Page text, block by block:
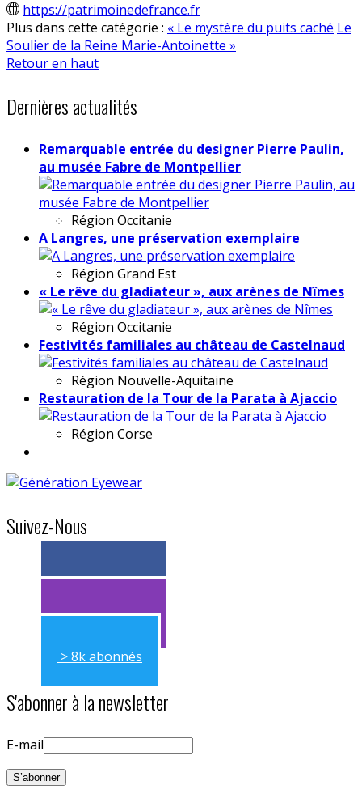
https://patrimoinedefrance.fr
Plus dans cette catégorie : « Le mystère du puits caché Le
Soulier de la Reine Marie-Antoinette »
Retour en haut
Dernières actualités
Remarquable entrée du designer Pierre Paulin,
au musée Fabre de Montpellier
Région Occitanie
A Langres, une préservation exemplaire
Région Grand Est
« Le rêve du gladiateur », aux arènes de Nîmes
Région Occitanie
Festivités familiales au château de Castelnaud
Région Nouvelle-Aquitaine
Restauration de la Tour de la Parata à Ajaccio
Région Corse
Suivez-Nous
> 11k abonnés
> 11k abonnés
> 8k abonnés
S'abonner à la newsletter
E-mail